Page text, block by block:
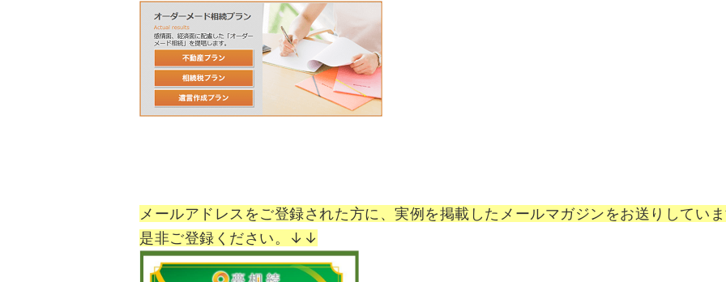
メールアドレスをご登録された方に、実例を掲載したメールマガジンをお送りしてい
是非ご登録ください。↓↓